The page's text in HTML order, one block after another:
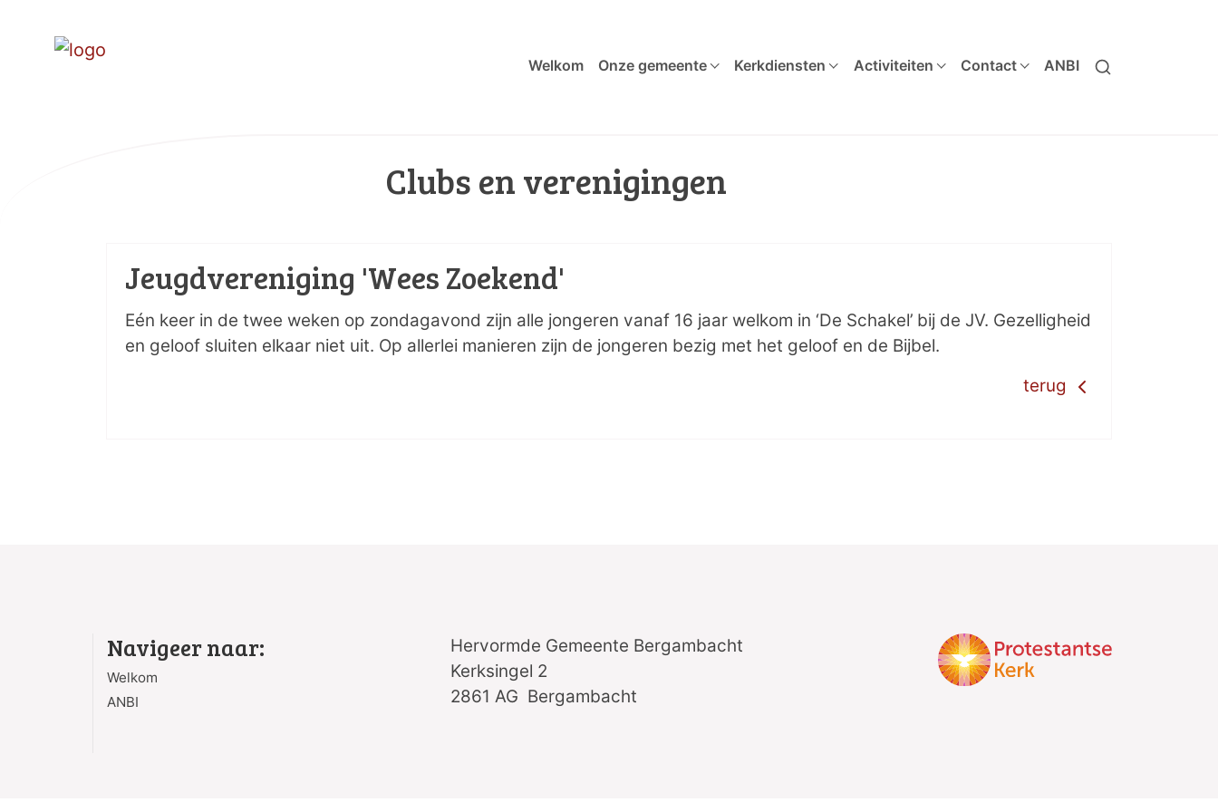
Welkom Onze gemeente Kerkdiensten Activiteiten Contact ANBI
Clubs en verenigingen
Jeugdvereniging 'Wees Zoekend'
Eén keer in de twee weken op zondagavond zijn alle jongeren vanaf 16 jaar welkom in ‘De Schakel’ bij de JV. Gezelligheid
en geloof sluiten elkaar niet uit. Op allerlei manieren zijn de jongeren bezig met het geloof en de Bijbel.
terug
Navigeer naar:
Welkom
ANBI
Hervormde Gemeente Bergambacht
Kerksingel 2
2861 AG Bergambacht